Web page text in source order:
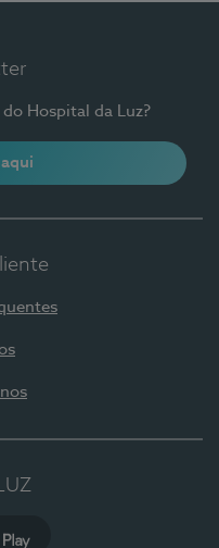
Hospital da Luz?